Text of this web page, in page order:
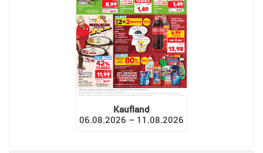
Kaufland
06.08.2026 – 11.08.2026